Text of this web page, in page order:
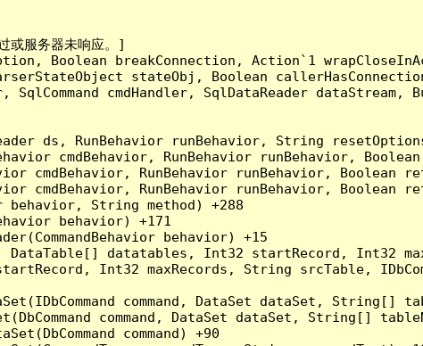
服务器未响应。]
Boolean breakConnection, Action`1
stateObj, Boolean
SqlCommand cmdHandler, SqlDataReader
ds, RunBehavior runBehavior, String
cmdBehavior, RunBehavior runBehavior,
cmdBehavior, RunBehavior runBehavior, Boolean
cmdBehavior, RunBehavior runBehavior, Boolean
behavior, String method) +288
behavior) +171
behavior) +15
datatables, Int32 startRecord, Int32
Int32 maxRecords, String srcTable,
command, DataSet dataSet, String[]
command, DataSet dataSet, String[]
command) +90